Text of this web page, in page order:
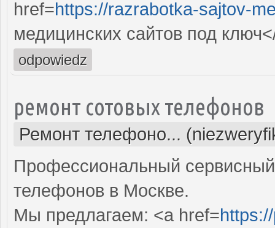
href=https://razrabotka-sajtov-
медицинских сайтов под
odpowiedz
ремонт сотовых телефонов
Ремонт телефоно...
Профессиональный
телефонов в Москве.
Мы предлагаем: <a href=